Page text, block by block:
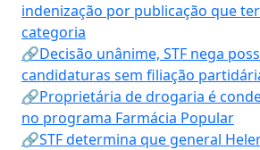
indenização por publicação que
categoria
🔗Decisão unânime, STF nega
candidaturas sem filiação
🔗Proprietária de drogaria é
no programa Farmácia Popular
🔗STF determina que general